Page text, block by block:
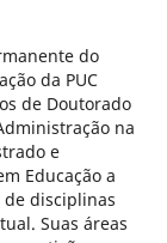
do
da PUC
de Doutorado
na
e
Educação a
de disciplinas
Suas áreas